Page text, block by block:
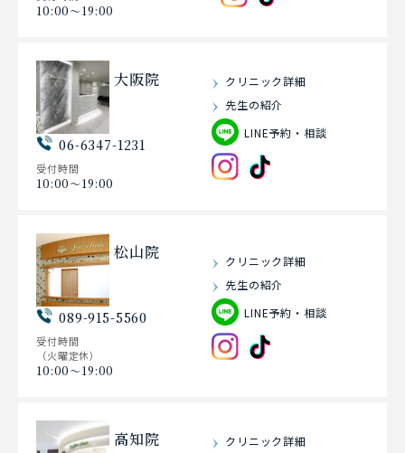
10:00〜19:00
大阪院
06-6347-1231
受付時間
10:00〜19:00
クリニック詳細
先生の紹介
LINE予約・相談
松山院
089-915-5560
受付時間
（火曜定休）
10:00〜19:00
クリニック詳細
先生の紹介
LINE予約・相談
高知院
クリニック詳細